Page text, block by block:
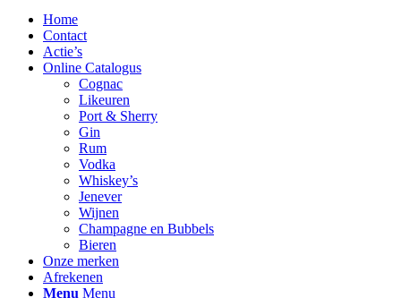
Home
Contact
Actie’s
Online Catalogus
Cognac
Likeuren
Port & Sherry
Gin
Rum
Vodka
Whiskey’s
Jenever
Wijnen
Champagne en Bubbels
Bieren
Onze merken
Afrekenen
Menu Menu